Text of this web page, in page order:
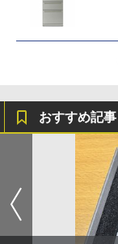
おすすめ記事